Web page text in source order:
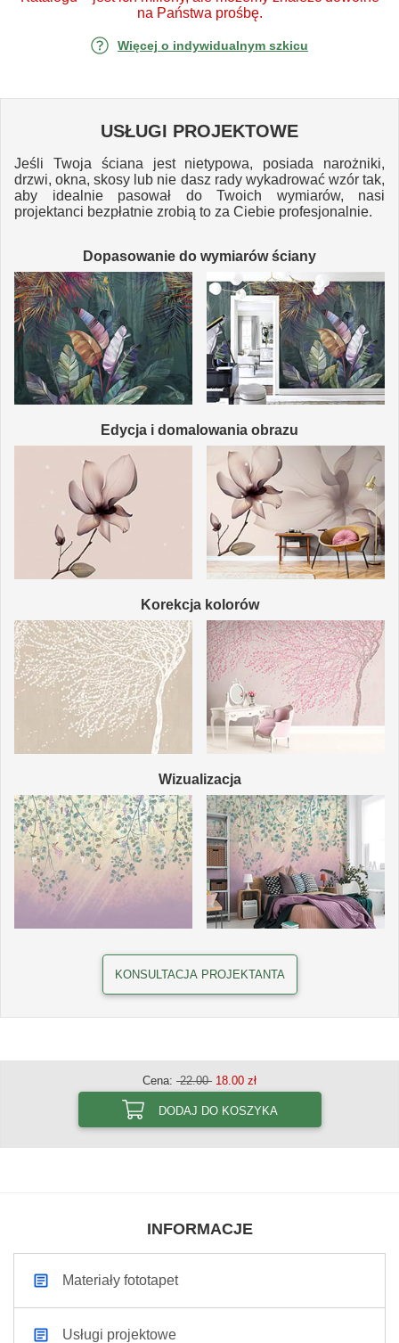
na Państwa prośbę.
Więcej o indywidualnym szkicu
USŁUGI PROJEKTOWE
Jeśli Twoja ściana jest nietypowa, posiada narożniki,
drzwi, okna, skosy lub nie dasz rady wykadrować wzór tak,
aby idealnie pasował do Twoich wymiarów, nasi
projektanci bezpłatnie zrobią to za Ciebie profesjonalnie.
Dopasowanie do wymiarów ściany
Edycja i domalowania obrazu
Korekcja kolorów
Wizualizacja
KONSULTACJA PROJEKTANTA
Cena: 22.00 18.00 zł
DODAJ DO KOSZYKA
INFORMACJE
Materiały fototapet
Usługi projektowe